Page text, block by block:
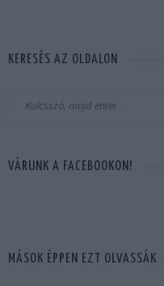
KERESÉS AZ OLDALON
VÁRUNK A FACEBOOKON!
MÁSOK ÉPPEN EZT OLVASSÁK